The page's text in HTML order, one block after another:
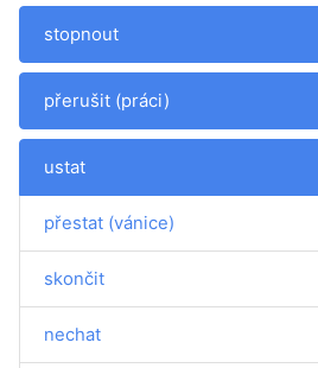
stopnout
přerušit (práci)
ustat
přestat (vánice)
skončit
nechat